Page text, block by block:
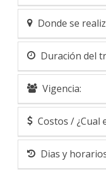
Donde se
Duración del
Vigencia:
Costos / ¿Cual
Dias y